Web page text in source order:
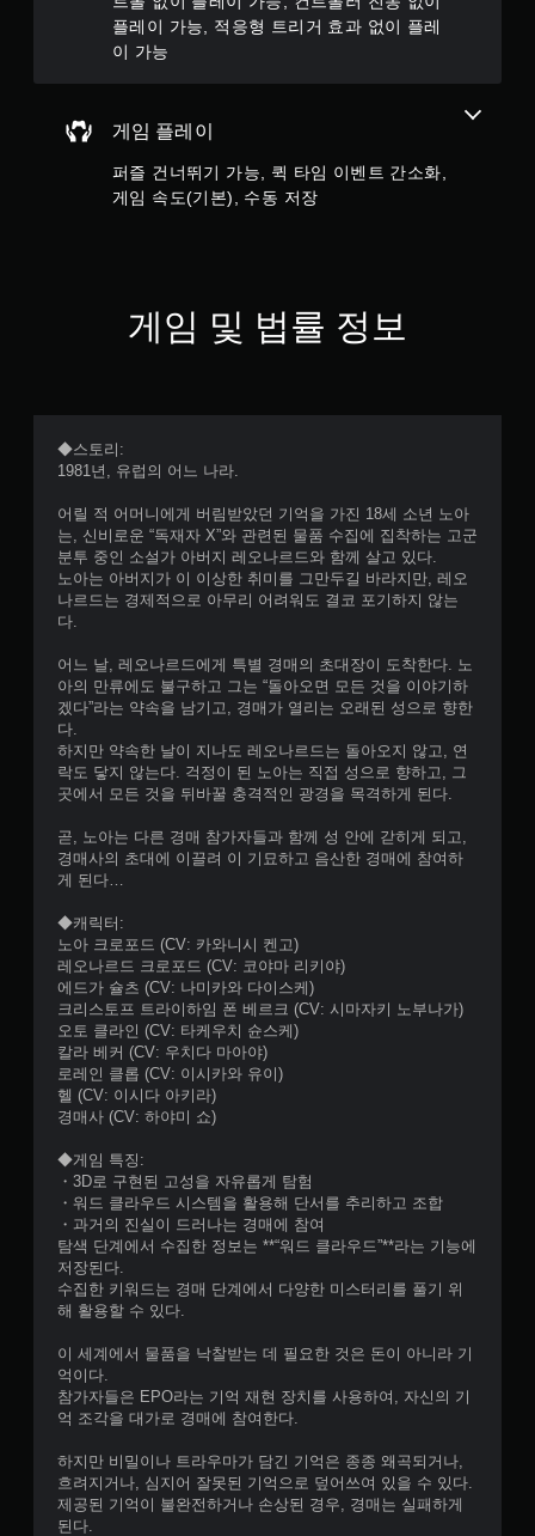
플레이 가능, 적응형 트리거 효과 없이 플레
이 가능
용
하
지
않
도
니
다
.
롤
러
없
플
레
이
가
능
컨
트
진
동
/
틱
피
드
을
켜
도
게
임
을
플
레
이
할
수
습
니
다
.
적
응
트
거
효
과
없
이
게임 플레이
퍼즐 건너뛰기 가능, 퀵 타임 이벤트 간소화,
게임 속도(기본), 수동 저장
게임 및 법률 정보
◆스토리:
1981년, 유럽의 어느 나라.
어릴 적 어머니에게 버림받았던 기억을 가진 18세 소년 노아
는, 신비로운 “독재자 X”와 관련된 물품 수집에 집착하는 고군
분투 중인 소설가 아버지 레오나르드와 함께 살고 있다.
노아는 아버지가 이 이상한 취미를 그만두길 바라지만, 레오
나르드는 경제적으로 아무리 어려워도 결코 포기하지 않는
다.
어느 날, 레오나르드에게 특별 경매의 초대장이 도착한다. 노
아의 만류에도 불구하고 그는 “돌아오면 모든 것을 이야기하
겠다”라는 약속을 남기고, 경매가 열리는 오래된 성으로 향한
다.
하지만 약속한 날이 지나도 레오나르드는 돌아오지 않고, 연
락도 닿지 않는다. 걱정이 된 노아는 직접 성으로 향하고, 그
곳에서 모든 것을 뒤바꿀 충격적인 광경을 목격하게 된다.
곧, 노아는 다른 경매 참가자들과 함께 성 안에 갇히게 되고,
경매사의 초대에 이끌려 이 기묘하고 음산한 경매에 참여하
게 된다…
◆캐릭터:
노아 크로포드 (CV: 카와니시 켄고)
레오나르드 크로포드 (CV: 코야마 리키야)
에드가 슐츠 (CV: 나미카와 다이스케)
크리스토프 트라이하임 폰 베르크 (CV: 시마자키 노부나가)
오토 클라인 (CV: 타케우치 슌스케)
칼라 베커 (CV: 우치다 마아야)
로레인 클롭 (CV: 이시카와 유이)
헬 (CV: 이시다 아키라)
경매사 (CV: 하야미 쇼)
◆게임 특징:
・3D로 구현된 고성을 자유롭게 탐험
・워드 클라우드 시스템을 활용해 단서를 추리하고 조합
・과거의 진실이 드러나는 경매에 참여
탐색 단계에서 수집한 정보는 **“워드 클라우드”**라는 기능에
저장된다.
수집한 키워드는 경매 단계에서 다양한 미스터리를 풀기 위
해 활용할 수 있다.
이 세계에서 물품을 낙찰받는 데 필요한 것은 돈이 아니라 기
억이다.
참가자들은 EPO라는 기억 재현 장치를 사용하여, 자신의 기
억 조각을 대가로 경매에 참여한다.
하지만 비밀이나 트라우마가 담긴 기억은 종종 왜곡되거나,
흐려지거나, 심지어 잘못된 기억으로 덮어쓰여 있을 수 있다.
제공된 기억이 불완전하거나 손상된 경우, 경매는 실패하게
된다.